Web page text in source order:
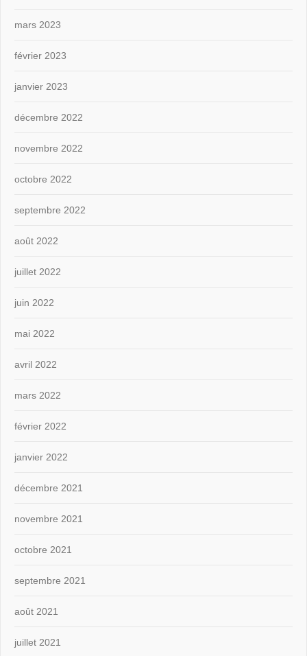
mars 2023
février 2023
janvier 2023
décembre 2022
novembre 2022
octobre 2022
septembre 2022
août 2022
juillet 2022
juin 2022
mai 2022
avril 2022
mars 2022
février 2022
janvier 2022
décembre 2021
novembre 2021
octobre 2021
septembre 2021
août 2021
juillet 2021